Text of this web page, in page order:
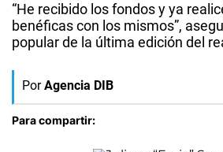
“He recibido los fondos y ya
benéficas con los mismos”,
popular de la última edición del
Por Agencia DIB
Para compartir: